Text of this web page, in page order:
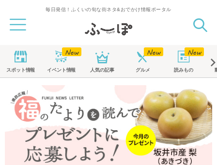
毎日発信！ふくいの旬な街ネタ&おでかけ情報ポータル
スポット情報 イベント情報 人気の記事 グルメ 読みもの